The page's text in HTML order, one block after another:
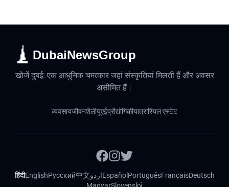
DubaiNewsGroup
खोजें दुबई: एक आधुनिक चमत्कार जहां संस्कृतियां मिलती हैं और अवसर
असीमित हैं।
व्यवसायजीवनशैलीयूएईप्रौद्योगिकीयात्रारियल एस्टेट
हिंदीEnglishРусский中文اردوEspañol PortuguêsFrançaisDeutsch